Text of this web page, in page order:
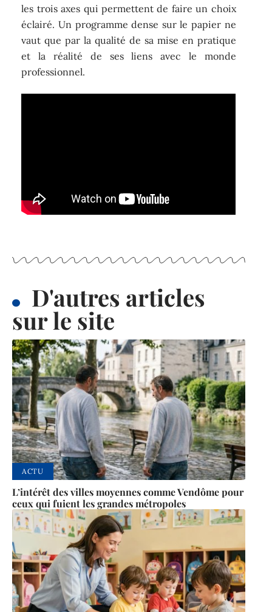
les trois axes qui permettent de faire un choix
éclairé. Un programme dense sur le papier ne
vaut que par la qualité de sa mise en pratique
et la réalité de ses liens avec le monde
professionnel.
D'autres articles
sur le site
ACTU
L’intérêt des villes moyennes comme Vendôme pour
ceux qui fuient les grandes métropoles